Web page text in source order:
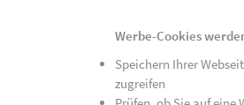
Werbe-Cookies
Speichern Ihrer
zugreifen